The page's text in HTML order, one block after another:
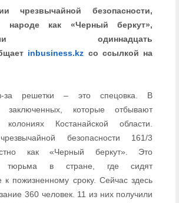
чрезвычайной безопасности,
народе как «Черный беркут»,
одиннадцать
inbusiness.kz со ссылкой на
за решетки – это спецовка. В
которые отбывают
Костанайской области.
безопасности 161/3
как «Черный беркут». Это
тюрьма в стране, где сидят
к пожизненному сроку. Сейчас здесь
360 человек. 11 из них получили